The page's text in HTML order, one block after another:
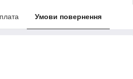
Умови повернення